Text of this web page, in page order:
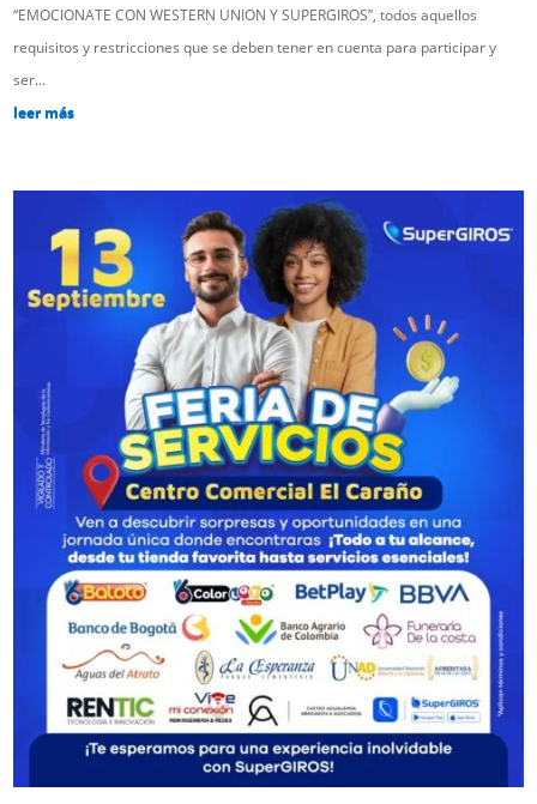
“EMOCIONATE CON WESTERN UNION Y SUPERGIROS”, todos aquellos
requisitos y restricciones que se deben tener en cuenta para participar y
ser...
leer más